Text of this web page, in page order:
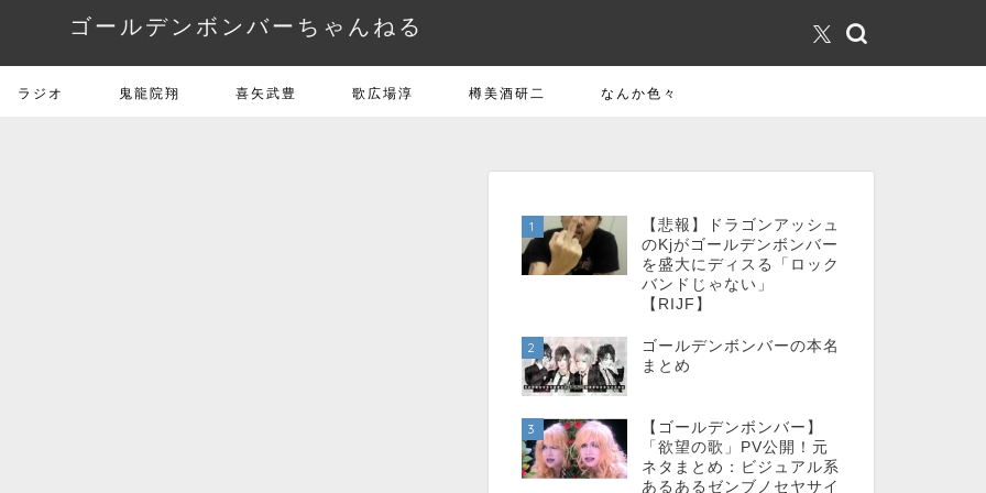
ゴールデンボンバーちゃんねる
ラジオ 鬼龍院翔 喜矢武豊 歌広場淳 樽美酒研二 なんか色々
1
【悲報】ドラゴンアッシュ
のKjがゴールデンボンバー
を盛大にディスる「ロック
バンドじゃない」
【RIJF】
2
ゴールデンボンバーの本名
まとめ
3
【ゴールデンボンバー】
「欲望の歌」PV公開！元
ネタまとめ：ビジュアル系
あるあるゼンブノセヤサイ